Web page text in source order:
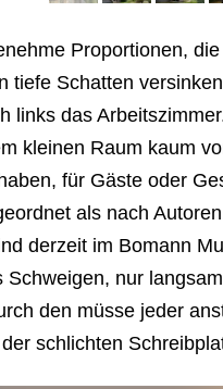
Proportionen,
tiefe Schatten
links das
kleinen Raum kaum
für Gäste oder
als nach
derzeit im Bomann
Schweigen, nur
den müsse jeder
schlichten